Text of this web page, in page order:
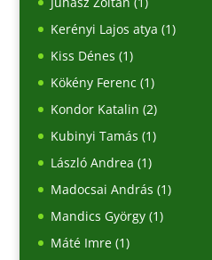
Kerényi Lajos atya (1)
Kiss Dénes (1)
Kökény Ferenc (1)
Kondor Katalin (2)
Kubinyi Tamás (1)
László Andrea (1)
Madocsai András (1)
Mandics György(1)
Máté Imre(1)